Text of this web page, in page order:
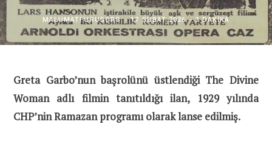
MALUMATFURUSORG 17 ŞUBAT 2026 3 DAKIKA
Greta Garbo’nun başrolünü üstlendiği The Divine
Woman adlı filmin tanıtıldığı ilan, 1929 yılında
CHP’nin Ramazan programı olarak lanse edilmiş.